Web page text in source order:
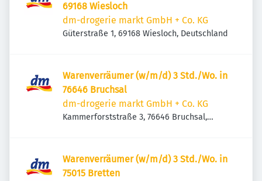
69168 Wiesloch
dm-drogerie markt GmbH + Co. KG
Güterstraße 1, 69168 Wiesloch, Deutschland
Warenverräumer (w/m/d) 3 Std./Wo. in
76646 Bruchsal
dm-drogerie markt GmbH + Co. KG
Kammerforststraße 3, 76646 Bruchsal,
Warenverräumer (w/m/d) 3 Std./Wo. in
75015 Bretten